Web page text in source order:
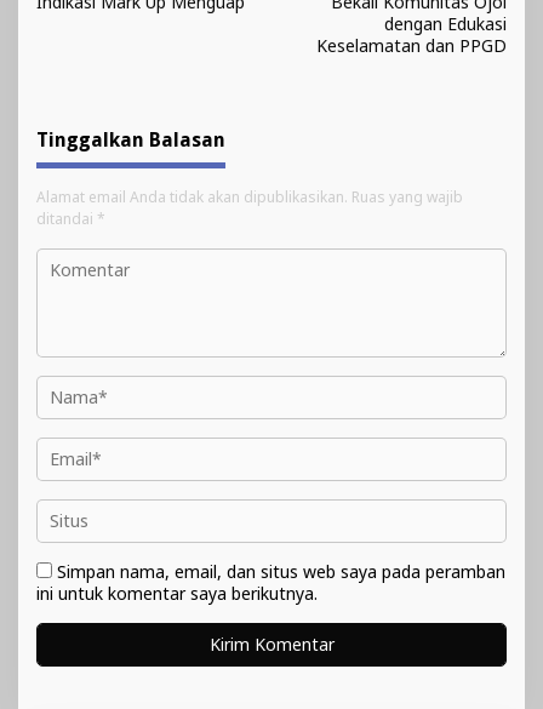
dengan Edukasi
Keselamatan dan PPGD
Tinggalkan Balasan
Alamat email Anda tidak akan dipublikasikan. Ruas yang wajib
ditandai *
Simpan nama, email, dan situs web saya pada peramban
ini untuk komentar saya berikutnya.